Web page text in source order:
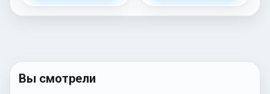
Вы смотрели